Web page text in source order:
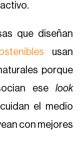
que diseñan
usan
porque
ese look
el medio
con mejores